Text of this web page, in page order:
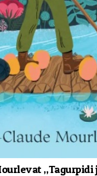
„Tagurpidi